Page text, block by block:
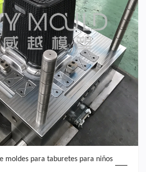
moldes para taburetes para niños